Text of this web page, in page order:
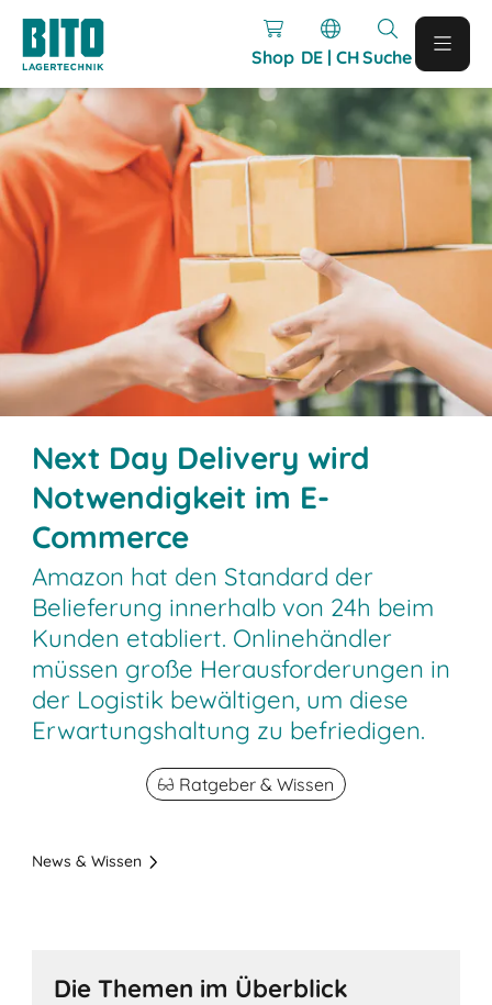
Shop DE | CHSuche
Next Day Delivery wird
Notwendigkeit im E-
Commerce
Amazon hat den Standard der
Belieferung innerhalb von 24h beim
Kunden etabliert. Onlinehändler
müssen große Herausforderungen in
der Logistik bewältigen, um diese
Erwartungshaltung zu befriedigen.
Ratgeber & Wissen
News & Wissen
Die Themen im Überblick